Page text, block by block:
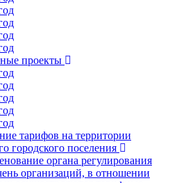
проекты
тарифов на территории
городского поселения
органа регулирования
организаций, в отношении